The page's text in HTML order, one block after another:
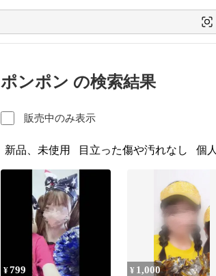
ポンポン の検索結果
販売中のみ表示
新品、未使用 目立った傷や汚れなし 個人
¥799 ¥ 1,000